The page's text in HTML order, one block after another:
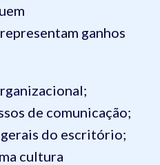
ganhos
de comunicação;
do escritório;
cultura